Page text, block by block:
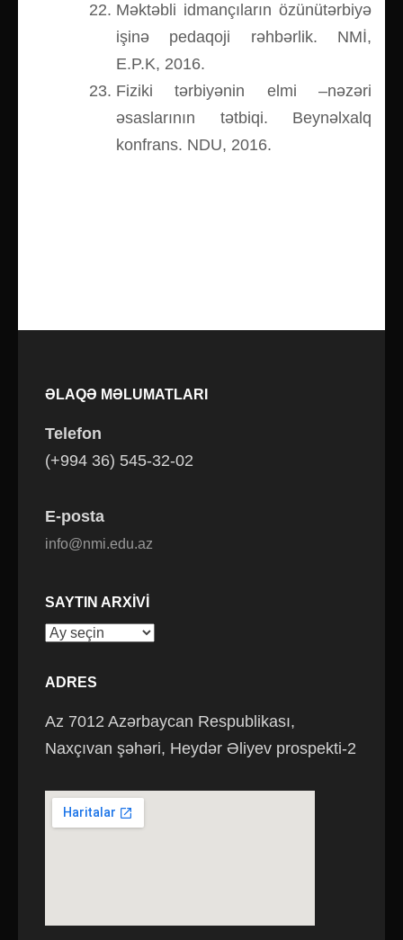
Məktəbli idmançıların özünütərbiyə
işinə pedaqoji rəhbərlik. NMİ,
E.P.K, 2016.
Fiziki tərbiyənin elmi –nəzəri
əsaslarının tətbiqi. Beynəlxalq
konfrans. NDU, 2016.
ƏLAQƏ MƏLUMATLARI
Telefon
(+994 36) 545-32-02
E-posta
info@nmi.edu.az
SAYTIN ARXIVI
Saytın
ADRES
Az 7012 Azərbaycan Respublikası,
Naxçıvan şəhəri, Heydər Əliyev prospekti-2